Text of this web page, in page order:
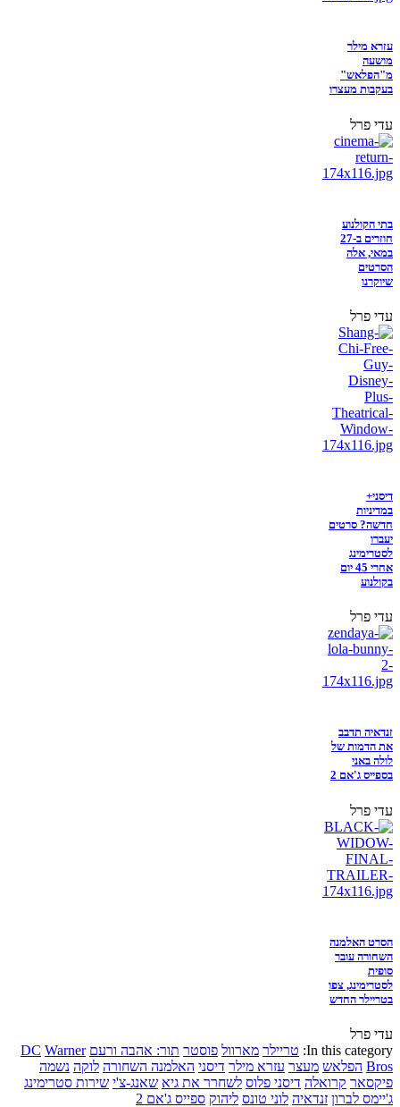
עזרא מילר
מושעה
מ"הפלאש"
בעקבות מעצרו
עדי פרל
בתי הקולנוע
חוזרים ב-27
במאי, אלה
הסרטים
שיוקרנו
עדי פרל
דיסני+
במדיניות
חדשה? סרטים
יעברו
לסטרימינג
אחרי 45 יום
בקולנוע
עדי פרל
זנדאיה תדבב
את הדמות של
לולה באני
בספייס ג'אם 2
עדי פרל
הסרט האלמנה
השחורה עובר
סופית
לסטרימינג, צפו
בטריילר החדש
עדי פרל
In this category: טריילר מארוול פוסטר תור: אהבה ורעם DC Warner
Bros הפלאש מעצר עזרא מילר דיסני האלמנה השחורה לוקה נשמה
פיקסאר קרואלה דיסני פלוס לשחרר את גיא שאנג-צ'י שירות סטרימינג
ג'יימס לברון זנדאיה לוני טונס ליהוק ספייס ג'אם 2